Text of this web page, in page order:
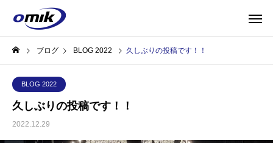
ブログ BLOG 2022 久しぶりの投稿です！！
BLOG 2022
久しぶりの投稿です！！
2022.12.29